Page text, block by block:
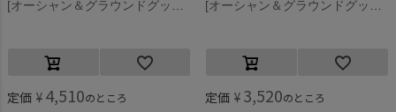
定価 ¥ 4,510のところ 定価 ¥ 3,520のところ